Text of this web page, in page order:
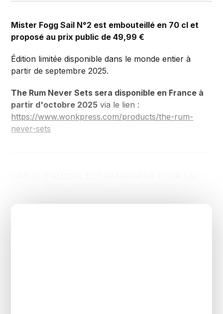
Mister Fogg Sail N°2 est embouteillé en 70 cl et
proposé au prix public de 49,99 €
Édition limitée disponible dans le monde entier à
partir de septembre 2025.
The Rum Never Sets sera disponible en France à
partir d'octobre 2025 via le lien :
https://www.wonkpress.com/products/the-rum-
never-sets